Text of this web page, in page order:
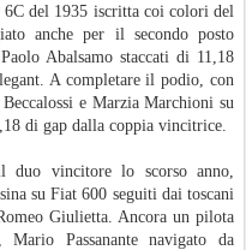
6C del 1935 iscritta coi colori del
anche per il secondo posto
Abalsamo staccati di 11,18
A completare il podio, con
e Marzia Marchioni su
di gap dalla coppia vincitrice.
vincitore lo scorso anno,
su Fiat 600 seguiti dai toscani
Giulietta. Ancora un pilota
Passanante navigato da